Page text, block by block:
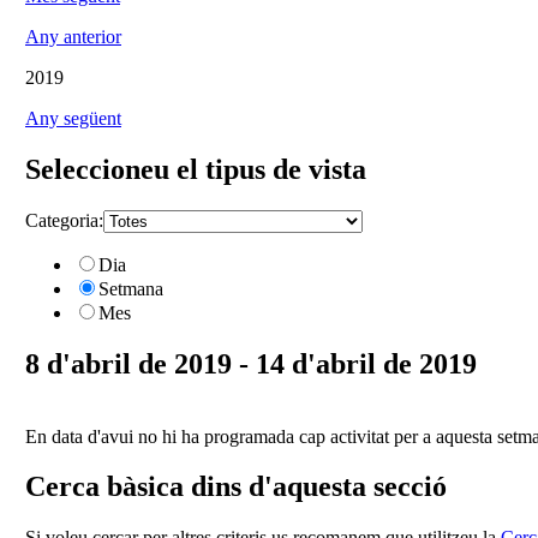
Any anterior
2019
Any següent
Seleccioneu el tipus de vista
Categoria:
Dia
Setmana
Mes
8 d'abril de 2019 - 14 d'abril de 2019
En data d'avui no hi ha programada cap activitat per a aquesta
Cerca bàsica dins d'aquesta secció